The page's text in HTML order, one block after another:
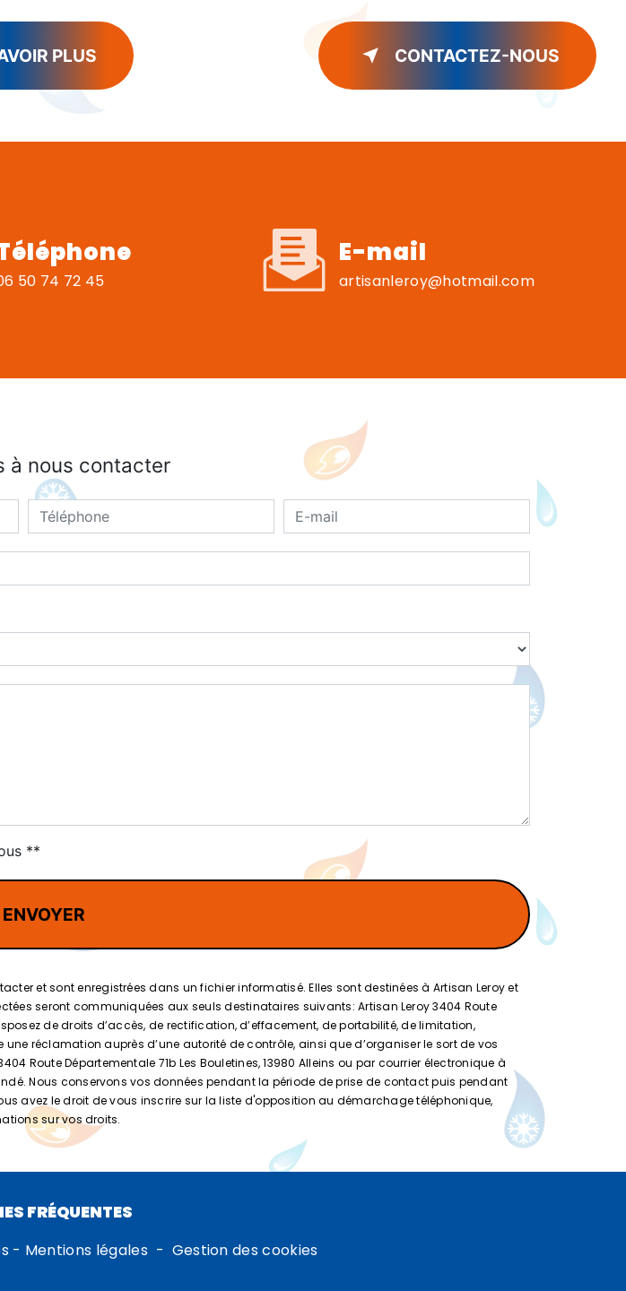
PLUS CONTACTEZ-NOUS
50 74 72 45
E-mail
artisanleroy@hotmail.com
à nous contacter
**
ENVOYER
et sont enregistrées dans un fichier informatisé. Elles sont destinées à Artisan Leroy et
seront communiquées aux seuls destinataires suivants: Artisan Leroy 3404 Route
de droits d’accès, de rectification, d’effacement, de portabilité, de limitation,
réclamation auprès d’une autorité de contrôle, ainsi que d’organiser le sort de vos
Route Départementale 71b Les Bouletines, 13980 Alleins ou par courrier électronique à
Nous conservons vos données pendant la période de prise de contact puis pendant
avez le droit de vous inscrire sur la liste d'opposition au démarchage téléphonique,
sur vos droits.
FRÉQUENTES
- Mentions légales- Gestion des cookies